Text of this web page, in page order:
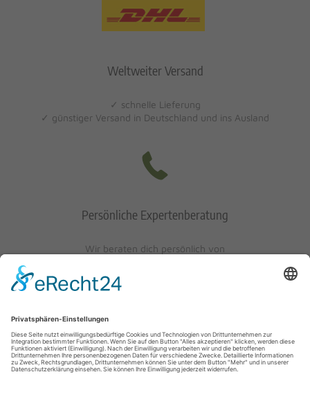
Weltweiter Versand
✓ schnelle Lieferung
✓ günstiger Versand in Deutschland und ins Ausland
Persönliche Expertenberatung
Wir beraten dich persönlich von
0621/405401-10